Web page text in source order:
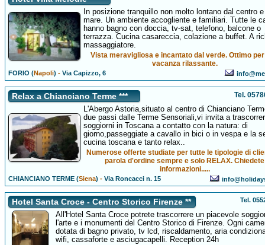
In posizione tranquillo non molto lontano dal centro
mare. Un ambiente accogliente e familiari. Tutte le
hanno bagno con doccia, tv-sat, telefono, balcone o
terrazza. Cucina casareccia, colazione a buffet. A
massaggiatore.
Vista meravigliosa e incantato dal verde. Ottimo
vacanza rilassante.
FORIO (Napoli) -Via Capizzo, 6
Relax a Chianciano Terme *** Tel.
L'Abergo Astoria,situato al centro di Chianciano
due passi dalle Terme Sensoriali,vi invita a
soggiorni in Toscana a contatto con la natura: di
giorno,passeggiate a cavallo in bici o in vespa e la
cucina toscana e tanto relax..
Numerose offerte studiate per tutte le tipologie di
parola d'ordine sempre e solo RELAX. Chiedete
informazioni.....
CHIANCIANO TERME (Siena) -Via Roncacci n. 15
Hotel Santa Croce - Centro Storico Firenze ** Tel.
All'Hotel Santa Croce potrete trascorrere un piacevole
l'arte e i monumenti del Centro Storico di Firenze. Ogni
dotata di bagno privato, tv lcd, riscaldamento, aria
wifi, cassaforte e asciugacapelli. Reception 24h